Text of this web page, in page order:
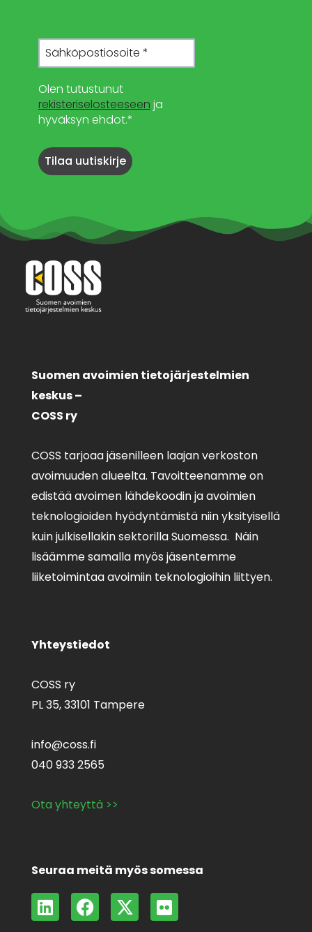
Olen tutustunut
rekisteriselosteeseen ja
hyväksyn ehdot.*
Suomen avoimien tietojärjestelmien
keskus –
COSS ry
COSS tarjoaa jäsenilleen laajan verkoston
avoimuuden alueelta. Tavoitteenamme on
edistää avoimen lähdekoodin ja avoimien
teknologioiden hyödyntämistä niin yksityisellä
kuin julkisellakin sektorilla Suomessa. Näin
lisäämme samalla myös jäsentemme
liiketoimintaa avoimiin teknologioihin liittyen.
Yhteystiedot
COSS ry
PL 35,33101 Tampere
info@coss.fi
040 933 2565
Ota yhteyttä >>
Seuraa meitä myös somessa
L
i
F
a
X
-
F
l